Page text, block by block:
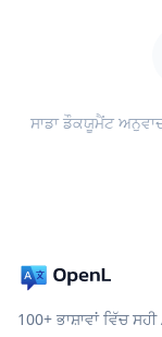
ਸਾਡਾ ਡੌਕਯੂਮੈਂਟ
100+ ਭਾਸ਼ਾਵਾਂ ਵਿੱਚ